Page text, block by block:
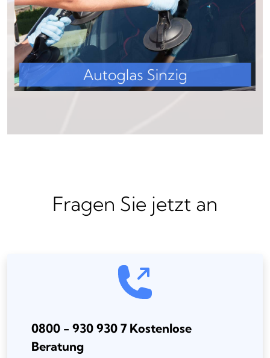
Fragen Sie jetzt an
0800 - 930 930 7 Kostenlose
Beratung